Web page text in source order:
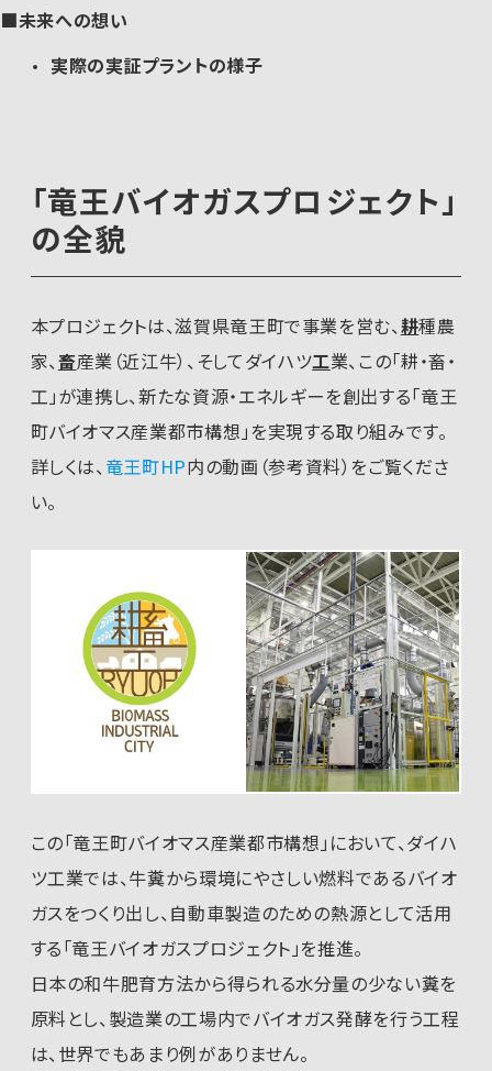
未来への想い
実際の実証プラントの様子
「竜王バイオガスプロジェクト」
の全貌
本プロジェクトは、滋賀県竜王町で事業を営む、耕種農
家、畜産業（近江牛）、そしてダイハツ工業、この「耕・畜・
工」が連携し、新たな資源・エネルギーを創出する「竜王
町バイオマス産業都市構想」を実現する取り組みです。
詳しくは、竜王町HP内の動画（参考資料）をご覧くださ
い。
この「竜王町バイオマス産業都市構想」において、ダイハ
ツ工業では、牛糞から環境にやさしい燃料であるバイオ
ガスをつくり出し、自動車製造のための熱源として活用
する「竜王バイオガスプロジェクト」を推進。
日本の和牛肥育方法から得られる水分量の少ない糞を
原料とし、製造業の工場内でバイオガス発酵を行う工程
は、世界でもあまり例がありません。